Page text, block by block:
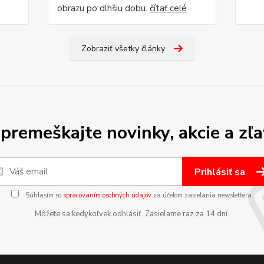
obrazu po dlhšiu dobu.čítať celé
Zobraziť všetky články
novinky, akcie a
Prihlásiť sa
Súhlasím so spracovaním osobných údajovza účelom zasielania newslettera.
Môžete sa kedykoľvek odhlásiť. Zasielame raz za 14 dní.